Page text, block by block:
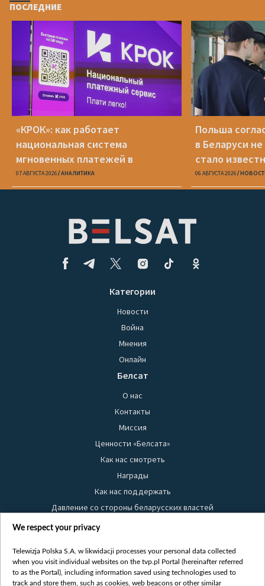
ПОСЛЕДНИЕ
«КРОК»: как работает
национальная система
мгновенных платежей в
Беларуси
07 АВГУСТА 2026 АНАЛИТИКА
Польша
в Беларуси
стало
06 АВГУСТА 2026
Категории
Новости
Война
Мнения
Онлайн
Белсат
О нас
Контакты
Миссия
Ценности «Белсата»
Как нас смотреть
Награды
Как нас поддержать
Давление со стороны беларусских властей
Правила использования материалов
Безопасность
Youtube
We respect your privacy
Telewizja Polska S.A. w likwidacji processes your personal data collected
when you visit individual websites on the tvp.pl Portal (hereinafter referred
to as the Portal), including information saved using technologies used to
track and store them, such as cookies, web beacons or other similar